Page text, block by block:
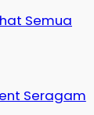
Semua
Seragam